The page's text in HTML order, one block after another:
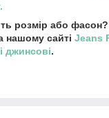
розмір або фасон?
нашому сайті Jeans
джинсові.